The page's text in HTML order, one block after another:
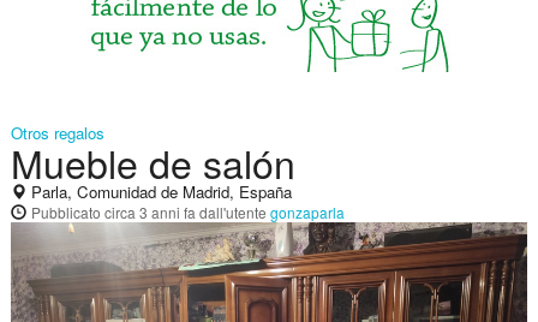
Otros regalos
Mueble de salón
Parla, Comunidad de Madrid, España
Pubblicato circa 3 anni fa dall'utente gonzaparla